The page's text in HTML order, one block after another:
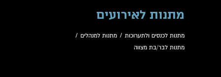
מתנות לאירועים
מתנות לכנסים ולתערוכות / מתנות למנהלים /
מתנות לבר/בת מצווה